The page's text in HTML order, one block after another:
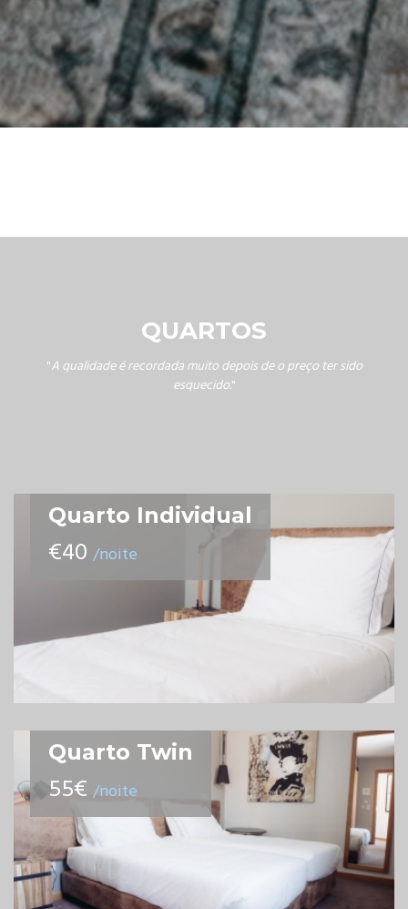
QUARTOS
"A qualidade é recordada muito depois de o preço ter sido
esquecido."
Quarto Individual
€40 /noite
Quarto Twin
55€ /noite